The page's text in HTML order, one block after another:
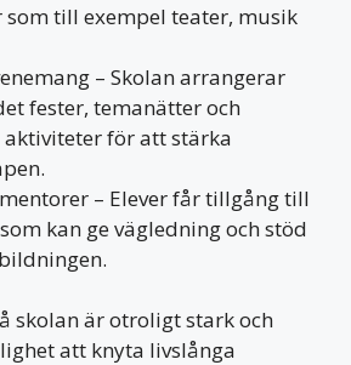
till exempel teater, musik
– Skolan arrangerar
fester, temanätter och
för att stärka
– Elever får tillgång till
kan ge vägledning och stöd
skolan är otroligt stark och
att knyta livslånga